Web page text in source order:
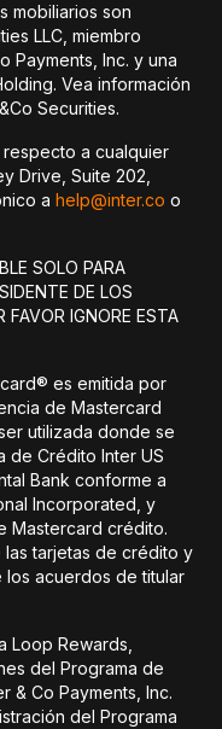
mobiliarios son
LLC, miembro
Payments, Inc. y una
Vea información
Securities.
a cualquier
Drive, Suite 202,
a help@inter.co o
SOLO PARA
DE LOS
FAVOR IGNORE ESTA
es emitida por
de Mastercard
utilizada donde se
de Crédito Inter US
Bank conforme a
Incorporated, y
Mastercard crédito.
tarjetas de crédito y
los acuerdos de titular
Loop Rewards,
del Programa de
& Co Payments, Inc.
del Programa